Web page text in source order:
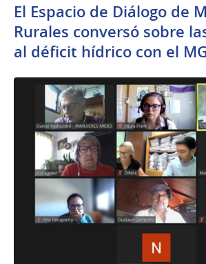
El Espacio de Diálogo de
Rurales conversó sobre
al déficit hídrico con el